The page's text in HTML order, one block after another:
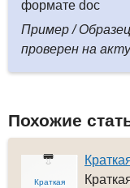
формате doc
Пример /
проверен на
Похожие
Краткая